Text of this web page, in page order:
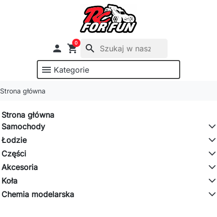
 shopping_cart
0
search
menu Kategorie
Strona główna
Strona główna
Samochody
Łodzie
Części
Akcesoria
Koła
Chemia modelarska